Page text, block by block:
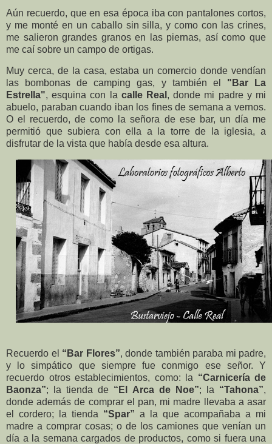
Aún recuerdo, que en esa época iba con pantalones cortos,
y me monté en un caballo sin silla, y como con las crines,
me salieron grandes granos en las piernas, así como que
me caí sobre un campo de ortigas.
Muy cerca, de la casa, estaba un comercio donde vendían
las bombonas de camping gas, y también el "Bar La
Estrella", esquina con la calle Real , donde mi padre y mi
abuelo, paraban cuando iban los fines de semana a vernos.
O el recuerdo, de como la señora de ese bar, un día me
permitió que subiera con ella a la torre de la iglesia, a
disfrutar de la vista que había desde esa altura.
Recuerdo el “Bar Flores”, donde también paraba mi padre,
y lo simpático que siempre fue conmigo ese señor. Y
recuerdo otros establecimientos, como: la “Carnicería de
Baonza”; la tienda de “El Arca de Noe”; la “Tahona”,
donde además de comprar el pan, mi madre llevaba a asar
el cordero; la tienda “Spar” a la que acompañaba a mi
madre a comprar cosas; o de los camiones que venían un
día a la semana cargados de productos, como si fuera una